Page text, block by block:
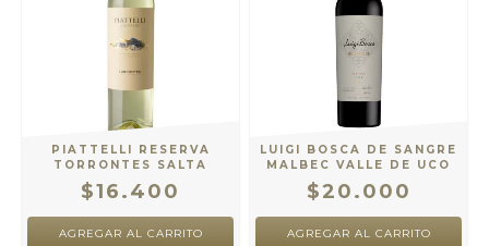
PIATTELLI RESERVA
TORRONTES SALTA
$16.400
LUIGI BOSCA DE SANGRE
MALBEC VALLE DE UCO
$20.000